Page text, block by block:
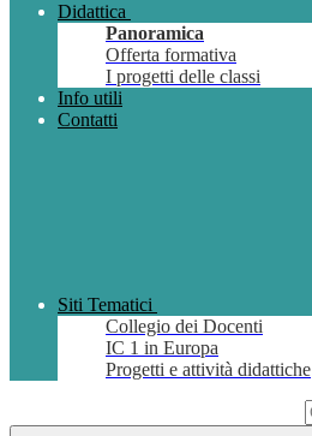
Didattica
Panoramica
Offerta formativa
I progetti delle classi
Info utili
Contatti
Siti Tematici
Collegio dei Docenti
IC 1 in Europa
Progetti e attività didattiche